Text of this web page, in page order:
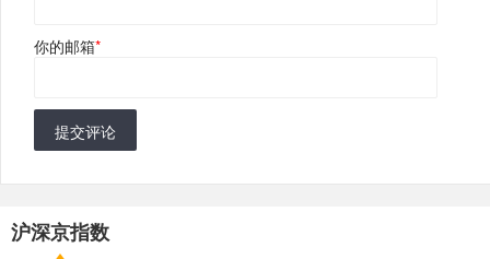
你的邮箱*
提交评论
沪深京指数